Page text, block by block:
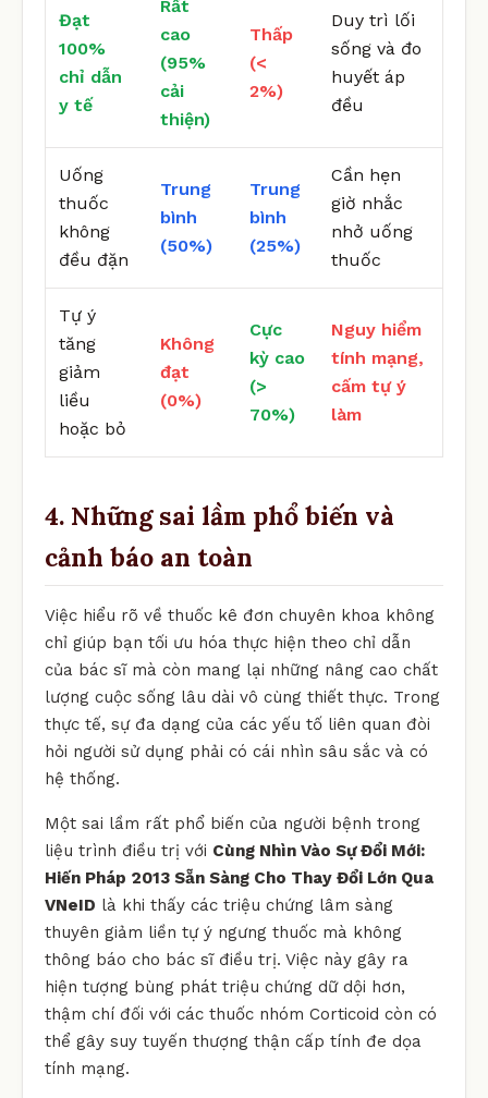
Đạt
100%
chỉ dẫn
y tế
Rất
cao
(95%
cải
thiện)
Thấp
(<
2%)
Duy trì lối
sống và đo
huyết áp
đều
Uống
thuốc
không
đều đặn
Trung
bình
(50%)
Trung
bình
(25%)
Cần hẹn
giờ nhắc
nhở uống
thuốc
Tự ý
tăng
giảm
liều
hoặc bỏ
Không
đạt
(0%)
Cực
kỳ cao
(>
70%)
Nguy hiểm
tính mạng,
cấm tự ý
làm
4. Những sai lầm phổ biến và
cảnh báo an toàn
Việc hiểu rõ về thuốc kê đơn chuyên khoa không
chỉ giúp bạn tối ưu hóa thực hiện theo chỉ dẫn
của bác sĩ mà còn mang lại những nâng cao chất
lượng cuộc sống lâu dài vô cùng thiết thực. Trong
thực tế, sự đa dạng của các yếu tố liên quan đòi
hỏi người sử dụng phải có cái nhìn sâu sắc và có
hệ thống.
Một sai lầm rất phổ biến của người bệnh trong
liệu trình điều trị với Cùng Nhìn Vào Sự Đổi Mới:
Hiến Pháp 2013 Sẵn Sàng Cho Thay Đổi Lớn Qua
VNeID là khi thấy các triệu chứng lâm sàng
thuyên giảm liền tự ý ngưng thuốc mà không
thông báo cho bác sĩ điều trị. Việc này gây ra
hiện tượng bùng phát triệu chứng dữ dội hơn,
thậm chí đối với các thuốc nhóm Corticoid còn có
thể gây suy tuyến thượng thận cấp tính đe dọa
tính mạng.